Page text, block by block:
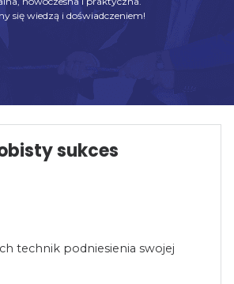
się wiedzą i doświadczeniem!
sukces
technik podniesienia swojej